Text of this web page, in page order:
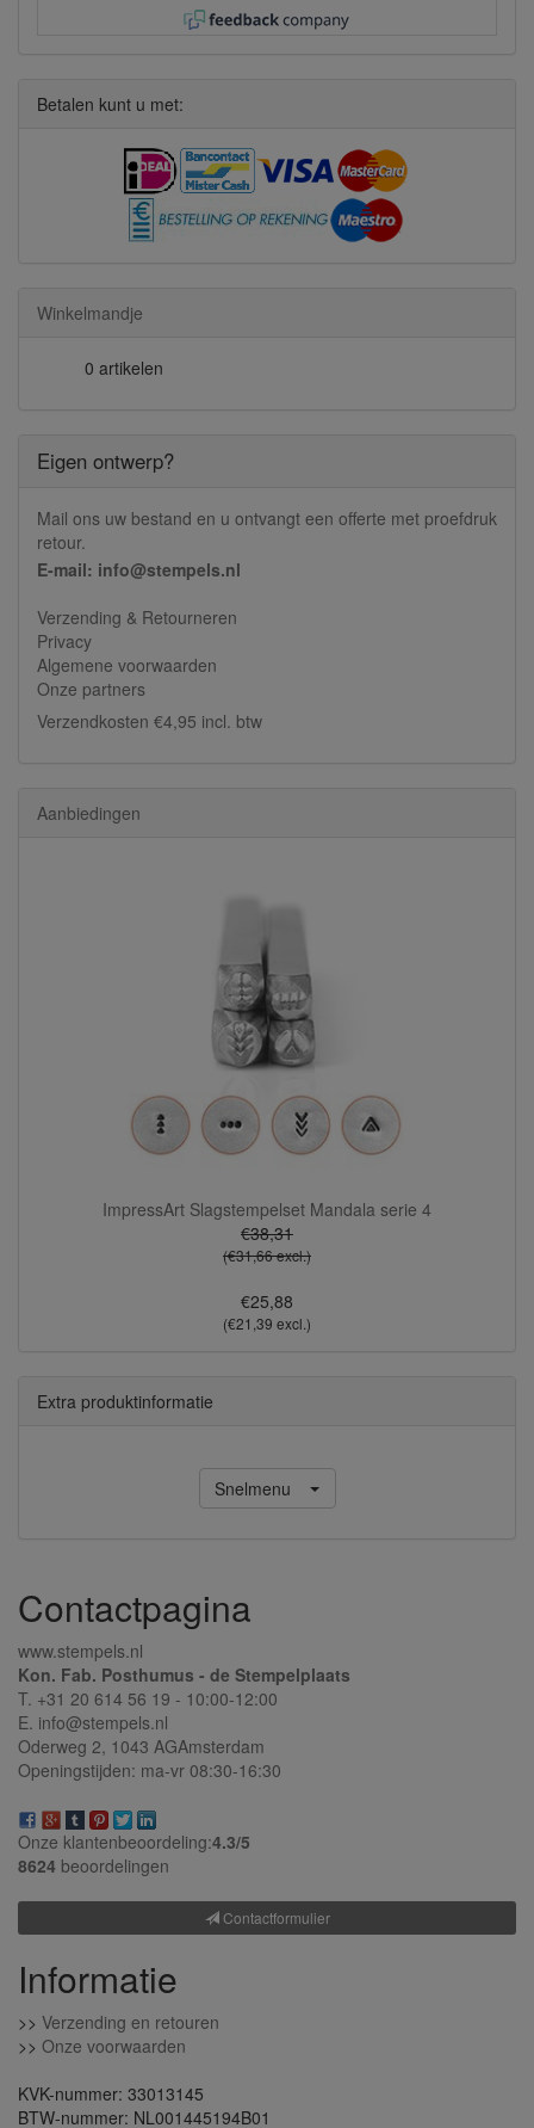
Betalen kunt u met:
Winkelmandje
0 artikelen
Eigen ontwerp?
Mail ons uw bestand en u ontvangt een offerte met proefdruk
retour.
E-mail: info@stempels.nl
Verzending & Retourneren
Privacy
Algemene voorwaarden
Onze partners
Verzendkosten €4,95 incl. btw
Aanbiedingen
ImpressArt Slagstempelset Mandala serie 4
€38,31
(€31,66 excl.)
€25,88
(€21,39 excl.)
Extra produktinformatie
Snelmenu
Contactpagina
www.stempels.nl
Kon. Fab. Posthumus - de Stempelplaats
T. +31 20 614 56 19 - 10:00-12:00
E. info@stempels.nl
Oderweg 2, 1043 AGAmsterdam
Openingstijden: ma-vr 08:30-16:30
Onze klantenbeoordeling:4.3/5
8624 beoordelingen
Contactformulier
Informatie
>> Verzending en retouren
>> Onze voorwaarden
KVK-nummer: 33013145
BTW-nummer: NL001445194B01